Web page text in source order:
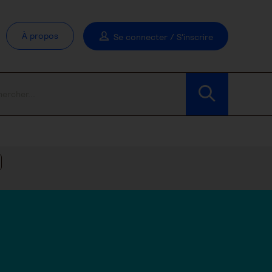
À propos Se connecter / S'inscrire